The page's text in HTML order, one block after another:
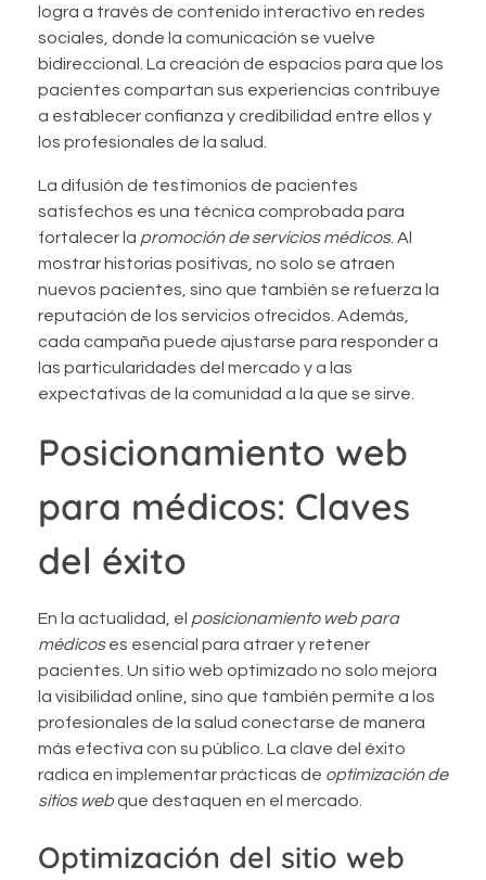
logra a través de contenido interactivo en redes
sociales, donde la comunicación se vuelve
bidireccional. La creación de espacios para que los
pacientes compartan sus experiencias contribuye
a establecer confianza y credibilidad entre ellos y
los profesionales de la salud.
La difusión de testimonios de pacientes
satisfechos es una técnica comprobada para
fortalecer la promoción de servicios médicos. Al
mostrar historias positivas, no solo se atraen
nuevos pacientes, sino que también se refuerza la
reputación de los servicios ofrecidos. Además,
cada campaña puede ajustarse para responder a
las particularidades del mercado y a las
expectativas de la comunidad a la que se sirve.
Posicionamiento web
para médicos: Claves
del éxito
En la actualidad, el posicionamiento web para
médicoses esencial para atraer y retener
pacientes. Un sitio web optimizado no solo mejora
la visibilidad online, sino que también permite a los
profesionales de la salud conectarse de manera
más efectiva con su público. La clave del éxito
radica en implementar prácticas de optimización de
sitios webque destaquen en el mercado.
Optimización del sitio web